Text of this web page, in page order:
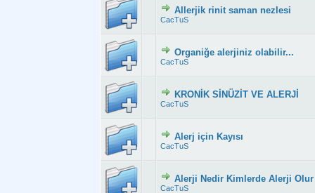
Allerjik rinit saman nezlesi
CacTuS
Derecelendirme:
Organiğe alerjiniz olabilir...
CacTuS
Derecelendirme:
KRONİK SİNÜZİT VE ALERJİ
CacTuS
Derecelendirme:
Alerj için Kayısı
CacTuS
Alerji Nedir Kimlerde Alerji Olur
CacTuS
Derecelendirme: